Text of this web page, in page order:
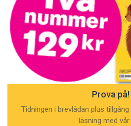
Prova på!
Tidningen i brevlådan plus
läsning med vår